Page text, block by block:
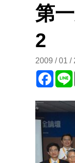
第
2
2009 / 01 /